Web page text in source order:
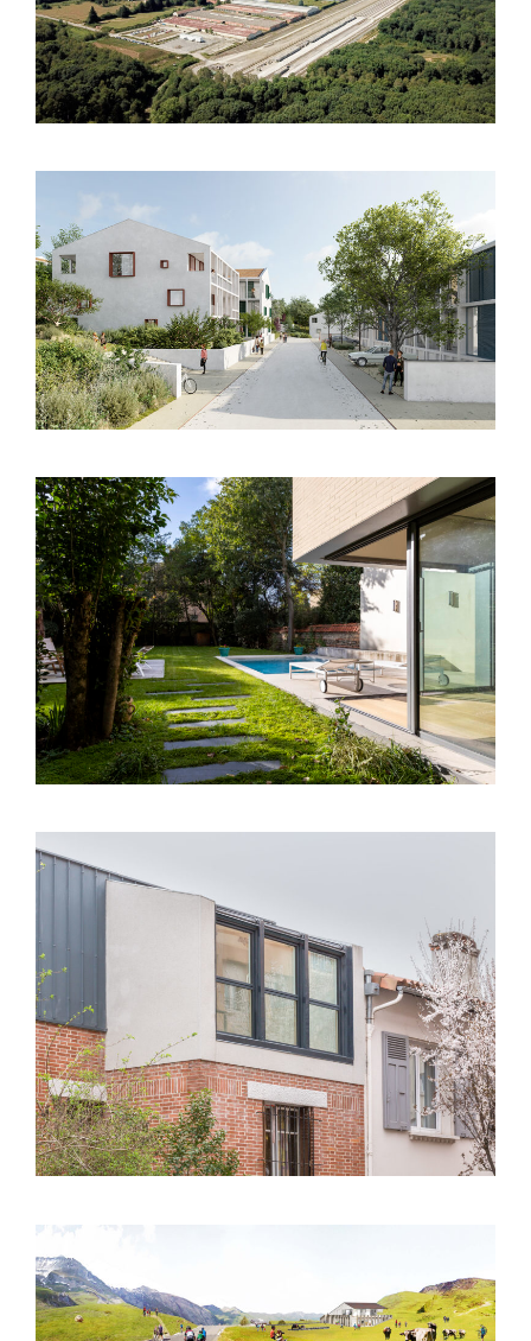
Friche CM10
Briscous (64) – Concours
d’aménagement
Toulouse (31) – Extension Villa – Avenue
Victor Segoffin
Toulouse (31) – Surélévation S01 – Rue
Bernard Palissy
Col du Soulor (65) – Aménagements
paysagers